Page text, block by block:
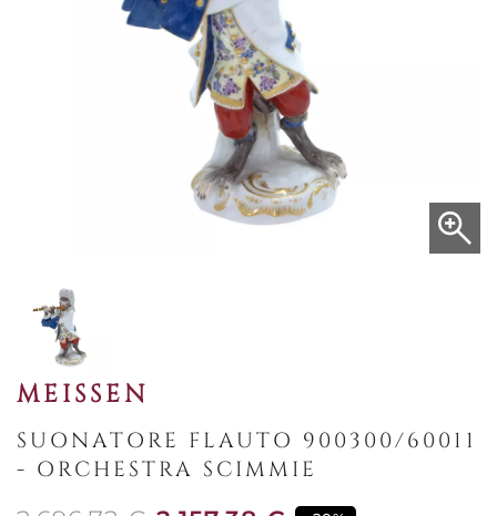
MEISSEN
SUONATORE FLAUTO 900300/60011
- ORCHESTRA SCIMMIE